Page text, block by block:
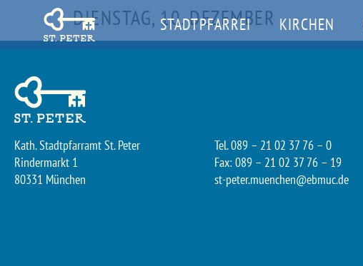
STADTPFARREI KIRCHEN
DIENSTAG, 10. DEZEMBER
Kath. Stadtpfarramt St. Peter
Rindermarkt 1
80331 München
Tel. 089 – 21 02 37 76 – 0
Fax: 089 – 21 02 37 76 – 19
st-peter.muenchen@ebmuc.de